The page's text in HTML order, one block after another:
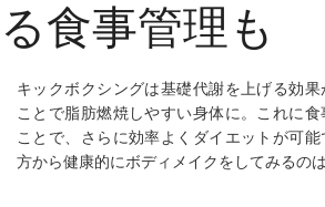
る食事管理も
キックボクシングは基礎代謝を上げる効
ことで脂肪燃焼しやすい身体に。これに
ことで、さらに効率よくダイエットが可
方から健康的にボディメイクをしてみるの